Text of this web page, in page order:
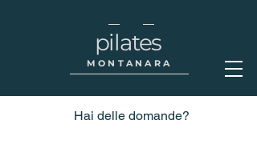
pilates
MONTANARA
Hai delle domande?